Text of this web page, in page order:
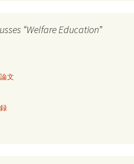
“Welfare Education”
文